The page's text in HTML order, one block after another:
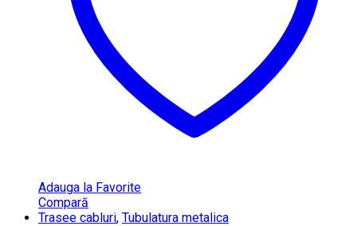
Adauga la Favorite
Compară
Trasee cabluri, Tubulatura metalica